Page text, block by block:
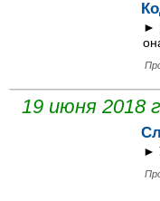
►
19 июня 2018
►